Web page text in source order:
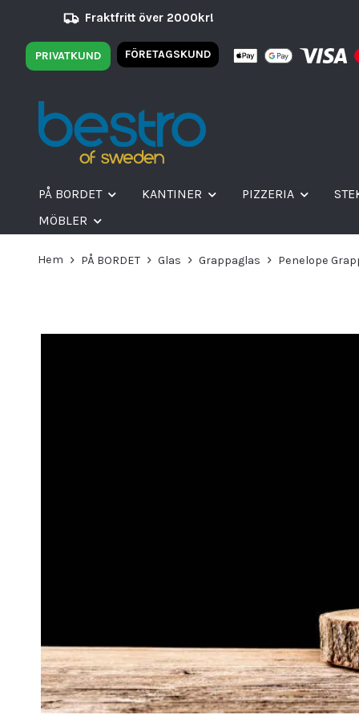
Fraktfritt över 2000kr!
PRIVATKUND FÖRETAGSKUND
PÅ BORDET KANTINER PIZZERIA
MÖBLER
Hem PÅ BORDET Glas Grappaglas Penelope